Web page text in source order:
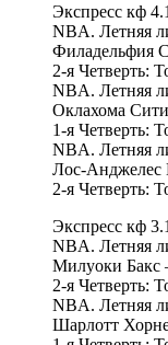
Экспресс кф
NBA. Летняя
Филадельфия
2-я Четверть:
NBA. Летняя
Оклахома
1-я Четверть:
NBA. Летняя
Лос-Анджелес
2-я Четверть:
Экспресс кф
NBA. Летняя
Милуоки Бакс
2-я Четверть:
NBA. Летняя
Шарлотт